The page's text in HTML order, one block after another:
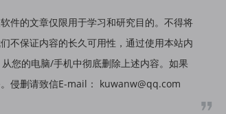
件的文章仅限用于学习和研究目的。不得将
不保证内容的长久可用性，通过使用本站内
您的电脑/手机中彻底删除上述内容。如果
侵删请致信E-mail： kuwanw@qq.com